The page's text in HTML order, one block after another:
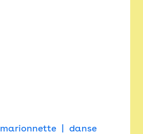
marionnette danse